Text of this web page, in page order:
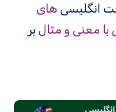
انگلیسی های
با معنی و مثال بر